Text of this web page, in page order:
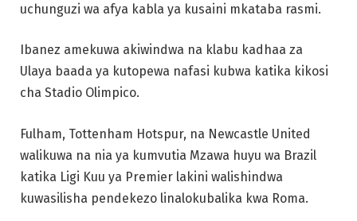
uchunguzi wa afya kabla ya kusaini mkataba rasmi.
Ibanez amekuwa akiwindwa na klabu kadhaa za
Ulaya baada ya kutopewa nafasi kubwa katika kikosi
cha Stadio Olimpico.
Fulham, Tottenham Hotspur, na Newcastle United
walikuwa na nia ya kumvutia Mzawa huyu wa Brazil
katika Ligi Kuu ya Premier lakini walishindwa
kuwasilisha pendekezo linalokubalika kwa Roma.